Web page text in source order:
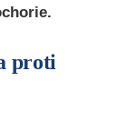
proti